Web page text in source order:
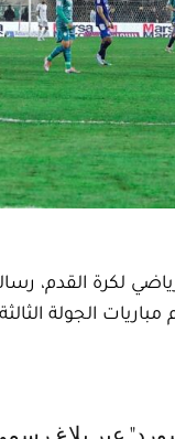
لكرة القدم،
الجولة